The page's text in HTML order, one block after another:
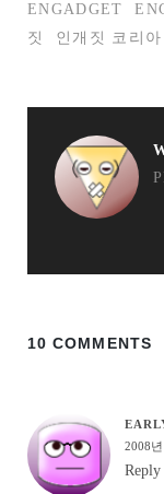
ENGADGET
짓
인개짓 코리아
10 COMMENTS
2008
Reply